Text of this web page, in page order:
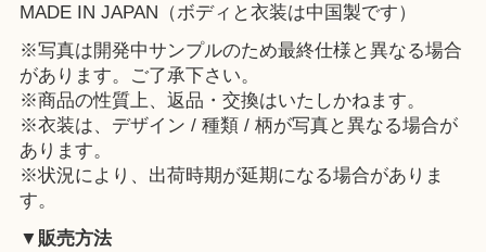
MADE IN JAPAN（ボディと衣装は中国製です）
※写真は開発中サンプルのため最終仕様と異なる場合
があります。ご了承下さい。
※商品の性質上、返品・交換はいたしかねます。
※衣装は、デザイン / 種類 / 柄が写真と異なる場合が
あります。
※状況により、出荷時期が延期になる場合がありま
す。
▼販売方法